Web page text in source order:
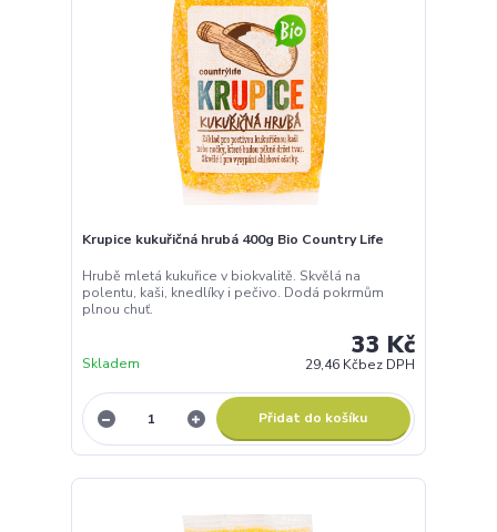
Krupice kukuřičná hrubá 400g Bio Country Life
Hrubě mletá kukuřice v biokvalitě. Skvělá na
polentu, kaši, knedlíky i pečivo. Dodá pokrmům
plnou chuť.
33 Kč
29,46 Kčbez DPH
Skladem
Přidat do košíku